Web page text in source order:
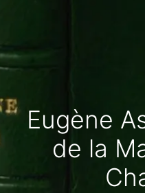
Eugène
de la